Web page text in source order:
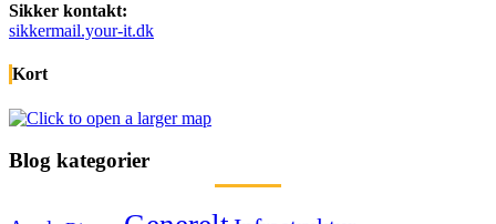
Sikker kontakt:
sikkermail.your-it.dk
Kort
Blog kategorier